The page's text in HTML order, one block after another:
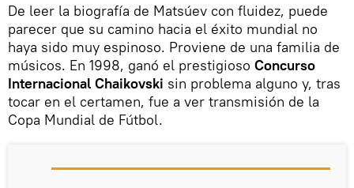
De leer la biografía de Matsúev con fluidez, puede
parecer que su camino hacia el éxito mundial no
haya sido muy espinoso. Proviene de una familia de
músicos. En 1998, ganó el prestigioso Concurso
Internacional Chaikovski sin problema alguno y, tras
tocar en el certamen, fue a ver transmisión de la
Copa Mundial de Fútbol.